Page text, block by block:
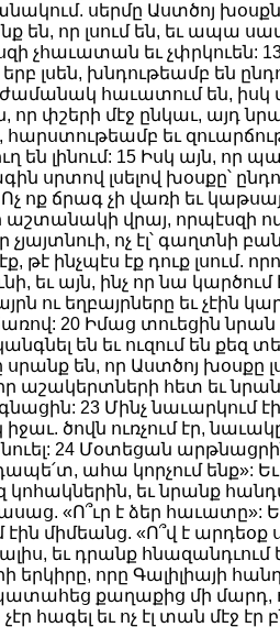
սերմը Աստծոյ
են, որ լսում են, եւ ապա
չհաւատան եւ չփրկուեն:
լսեն, խնդութեամբ են
հաւատում են,
որ փշերի մէջ ընկաւ, այդ
եւ
են լինում: 15 Իսկ այն, որ
սրտով լսելով խօսքը՝
ոք ճրագ չի վառի եւ
աշտանակի վրայ, որպէսզի
չյայտնուի, ոչ էլ՝ գաղտնի
թէ ինչպէս էք դուք լսում.
եւ այն, ինչ որ նա
ու եղբայրները եւ չէին
20 Իմաց տուեցին նրան
են եւ ուզում են քեզ
սրանք են, որ Աստծոյ խօսքը
աշակերտների հետ եւ
23 Մինչ նաւարկում
ծովն ուռչում էր,
24 Մօտեցան
ահա կորչում ենք»:
կոհակներին, եւ նրանք
«Ո՞ւր է ձեր
միմեանց. «Ո՞վ է արդեօք
եւ դրանք հնազանդւում
երկիրը, որը Գալիլիայի
քաղաքից մի մարդ,
հագել եւ ոչ էլ տան մէջ էր